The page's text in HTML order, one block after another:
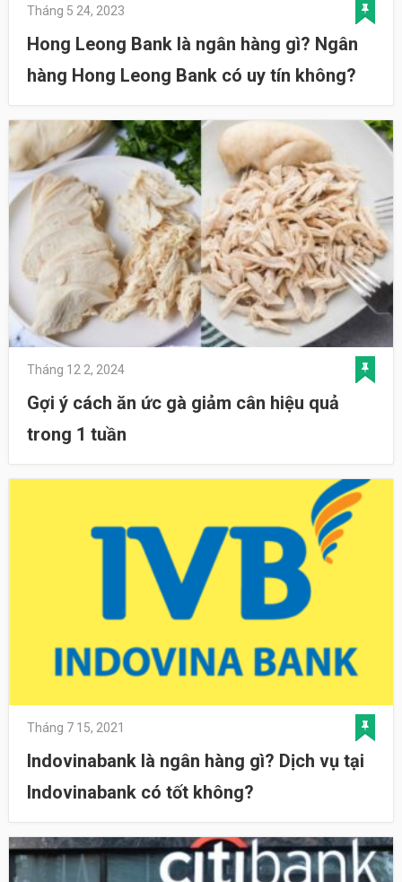
Tháng 5 24, 2023
Hong Leong Bank là ngân hàng gì? Ngân
hàng Hong Leong Bank có uy tín không?
Tháng 12 2, 2024
Gợi ý cách ăn ức gà giảm cân hiệu quả
trong 1 tuần
Tháng 7 15, 2021
Indovinabank là ngân hàng gì? Dịch vụ tại
Indovinabank có tốt không?